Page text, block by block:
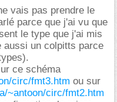
vais pas prendre le
parce que j'ai vu que
le type que j'ai mis
aussi un colpitts parce
ce schéma
circ/fmt3.htm ou sur
~antoon/circ/fmt2.htm